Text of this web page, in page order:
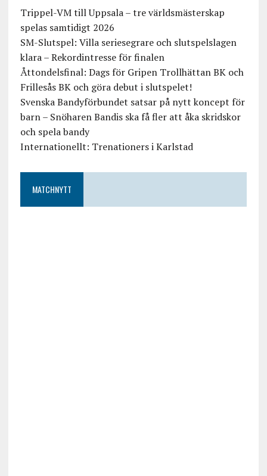
Trippel-VM till Uppsala – tre världsmästerskap
spelas samtidigt 2026
SM-Slutspel: Villa seriesegrare och slutspelslagen
klara – Rekordintresse för finalen
Åttondelsfinal: Dags för Gripen Trollhättan BK och
Frillesås BK och göra debut i slutspelet!
Svenska Bandyförbundet satsar på nytt koncept för
barn – Snöharen Bandis ska få fler att åka skridskor
och spela bandy
Internationellt: Trenationers i Karlstad
MATCHNYTT